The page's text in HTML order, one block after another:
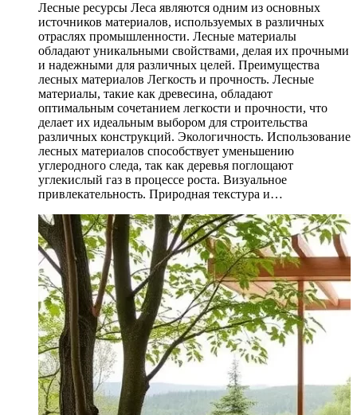
Лесные ресурсы Леса являются одним из основных
источников материалов, используемых в различных
отраслях промышленности. Лесные материалы
обладают уникальными свойствами, делая их прочными
и надежными для различных целей. Преимущества
лесных материалов Легкость и прочность. Лесные
материалы, такие как древесина, обладают
оптимальным сочетанием легкости и прочности, что
делает их идеальным выбором для строительства
различных конструкций. Экологичность. Использование
лесных материалов способствует уменьшению
углеродного следа, так как деревья поглощают
углекислый газ в процессе роста. Визуальное
привлекательность. Природная текстура и…